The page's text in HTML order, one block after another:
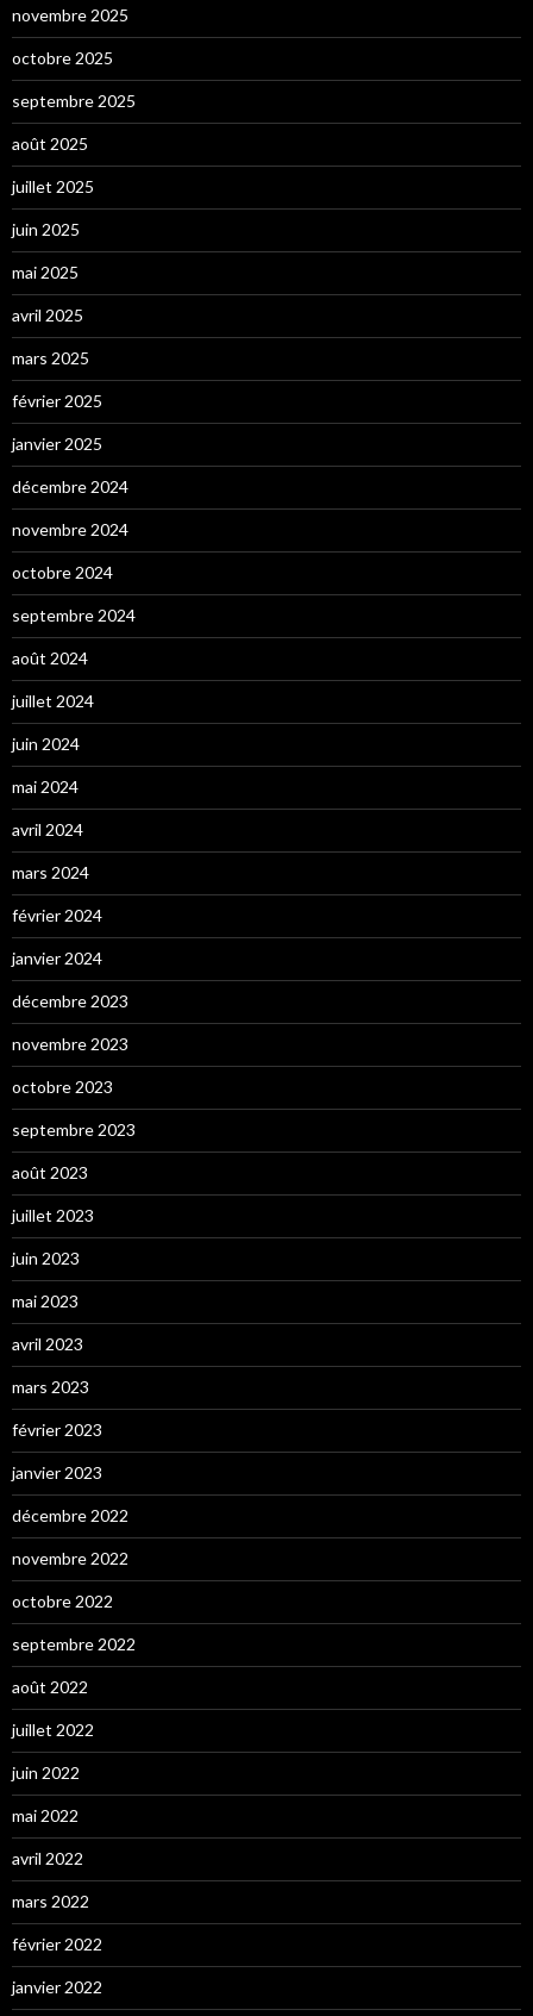
novembre 2025
octobre 2025
septembre 2025
août 2025
juillet 2025
juin 2025
mai 2025
avril 2025
mars 2025
février 2025
janvier 2025
décembre 2024
novembre 2024
octobre 2024
septembre 2024
août 2024
juillet 2024
juin 2024
mai 2024
avril 2024
mars 2024
février 2024
janvier 2024
décembre 2023
novembre 2023
octobre 2023
septembre 2023
août 2023
juillet 2023
juin 2023
mai 2023
avril 2023
mars 2023
février 2023
janvier 2023
décembre 2022
novembre 2022
octobre 2022
septembre 2022
août 2022
juillet 2022
juin 2022
mai 2022
avril 2022
mars 2022
février 2022
janvier 2022